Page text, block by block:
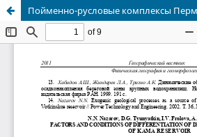
Пойменно-русловые комплексы